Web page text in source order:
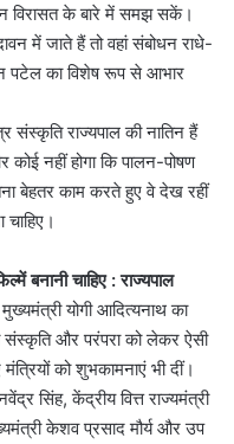
विरासत के बारे में समझ सकें।
में जाते हैं तो वहां संबोधन राधे-
पटेल का विशेष रूप से आभार
संस्कृति राज्यपाल की नातिन हैं
नहीं होगा कि पालन-पोषण
बेहतर काम करते हुए वे देख रहीं
बनानी चाहिए : राज्यपाल
योगी आदित्यनाथ का
संस्कृति और परंपरा को लेकर ऐसी
को शुभकामनाएं भी दीं।
सिंह, केंद्रीय वित्त राज्यमंत्री
केशव प्रसाद मौर्य और उप